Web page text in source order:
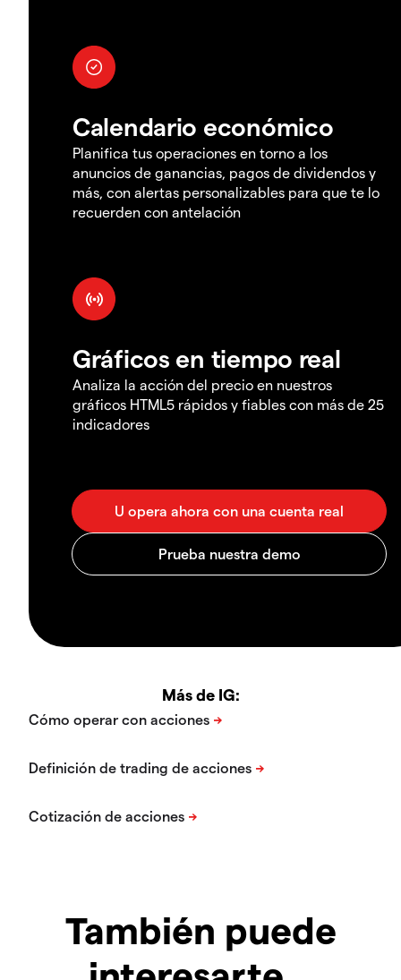
Calendario económico
Planifica tus operaciones en torno a los
anuncios de ganancias, pagos de dividendos y
más, con alertas personalizables para que te lo
recuerden con antelación
Gráficos en tiempo real
Analiza la acción del precio en nuestros
gráficos HTML5 rápidos y fiables con más de 25
indicadores
Más de IG:
También puede